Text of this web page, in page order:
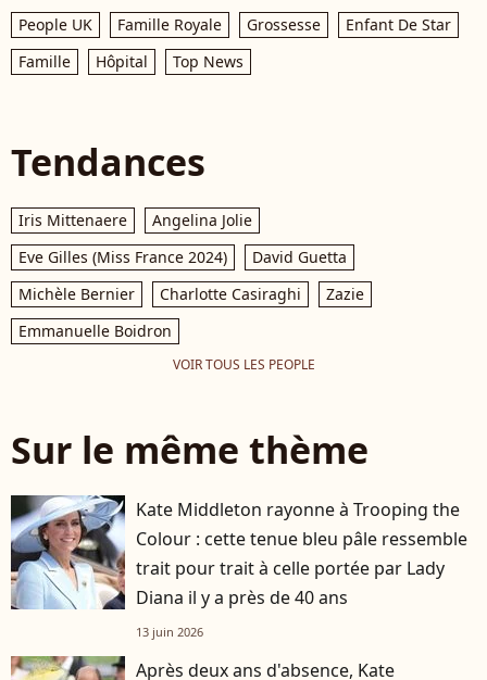
People UK Famille Royale Grossesse
Enfant De Star
Famille
Hôpital Top News
Tendances
Iris Mittenaere
Angelina Jolie
Eve Gilles (Miss France 2024)
David Guetta
Michèle Bernier
Charlotte Casiraghi
Zazie
Emmanuelle Boidron
VOIR TOUS LES PEOPLE
Sur le même thème
Kate Middleton rayonne à Trooping the
Colour : cette tenue bleu pâle ressemble
trait pour trait à celle portée par Lady
Diana il y a près de 40 ans
13 juin 2026
Après deux ans d'absence, Kate